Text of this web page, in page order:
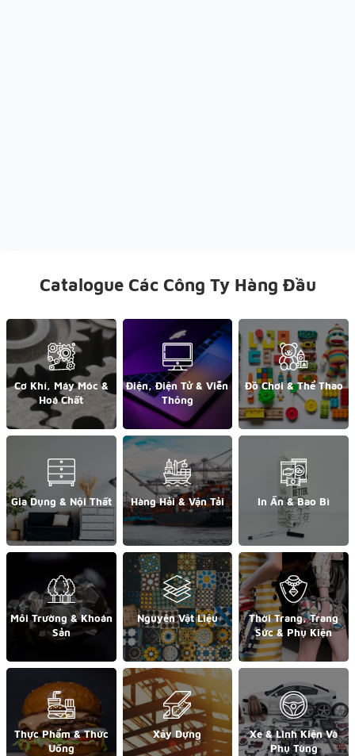
Catalogue Các Công Ty Hàng Đầu
Cơ Khí, Máy Móc &
Hoá Chất
Điện, Điện Tử & Viễn
Thông
Đồ Chơi & Thể Thao
Gia Dụng & Nội Thất Hàng Hải & Vận Tải In Ấn & Bao Bì
Môi Trường & Khoán
Sản
Nguyên Vật Liệu
Thời Trang, Trang
Sức & Phụ Kiện
Thực Phẩm & Thức
Uống
Xây Dựng
Xe & Linh Kiện Và
Phụ Tùng